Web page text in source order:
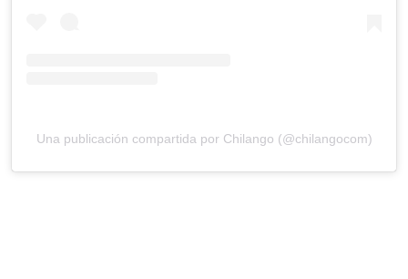
Una publicación compartida por Chilango (@chilangocom)